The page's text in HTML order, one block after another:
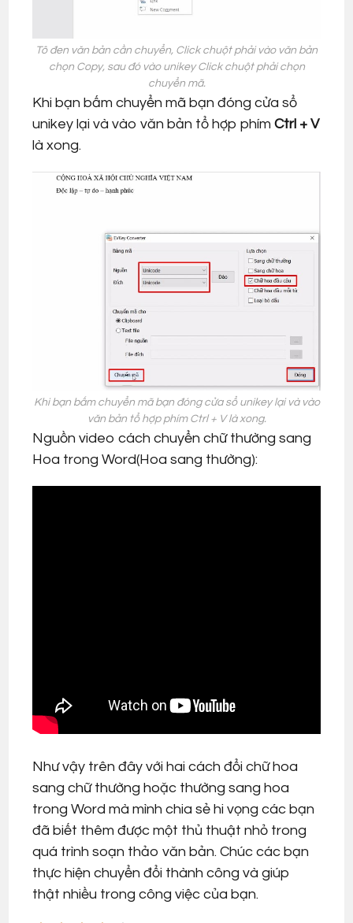
Tô đen văn bản cần chuyển, Click chuột phải vào văn bản
chọn Copy, sau đó vào unikey Click chuột phải chọn
chuyển mã.
Khi bạn bấm chuyển mã bạn đóng cửa sổ
unikey lại và vào văn bản tổ hợp phímCtrl + V
là xong.
Khi bạn bấm chuyển mã bạn đóng cửa sổ unikey lại và vào
văn bản tổ hợp phím Ctrl + V là xong.
Nguồn video cách chuyển chữ thường sang
Hoa trong Word(Hoa sang thường):
Như vậy trên đây với hai cách đổi chữ hoa
sang chữ thường hoặc thường sang hoa
trong Word mà mình chia sẻ hi vọng các bạn
đã biết thêm được một thủ thuật nhỏ trong
quá trình soạn thảo văn bản. Chúc các bạn
thực hiện chuyển đổi thành công và giúp
thật nhiều trong công việc của bạn.